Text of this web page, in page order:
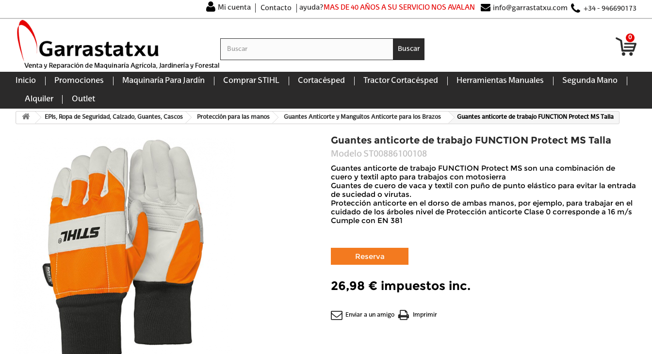
+34 - 946690173
info@garrastatxu.com
MAS DE 40 AÑOS A SU SERVICIO NOS AVALAN
ayuda?
Contacto
Mi cuenta
Buscar
0
Inicio Promociones Maquinaría Para Jardín Comprar STIHL Cortacésped Tractor Cortacésped Herramientas Manuales Segunda Mano
Alquiler Outlet
EPIs, Ropa de Seguridad, Calzado, Guantes, Cascos Protección para las manos Guantes Anticorte y Manguitos Anticorte para los Brazos Guantes anticorte de trabajo FUNCTION Protect MS Talla
Guantes anticorte de trabajo FUNCTION Protect MS Talla
Modelo ST00886100108
Guantes anticorte de trabajo FUNCTION Protect MS son una combinación de
cuero y textil apto para trabajos con motosierra
Guantes de cuero de vaca y textil con puño de punto elástico para evitar la entrada
de suciedad o virutas.
Protección anticorte en el dorso de ambas manos, por ejemplo, para trabajar en el
cuidado de los árboles nivel de Protección anticorte Clase 0 corresponde a 16 m/s
Cumple con EN 381
26,98 € impuestos inc.
Enviar a un amigo Imprimir